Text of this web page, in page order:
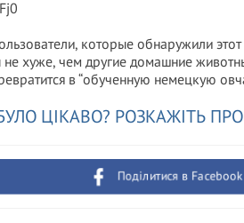
которые обнаружили
хуже, чем другие домашние
в “обученную немецкую
ЦІКАВО? РОЗКАЖІТЬ
Поділитися в Facebook